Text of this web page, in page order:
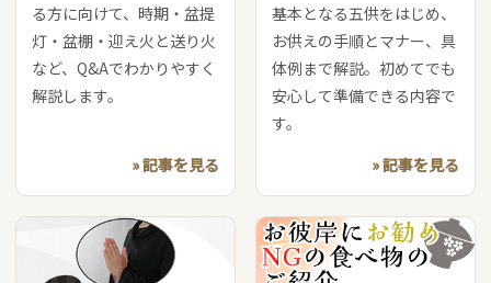
る方に向けて、時期・盆提
灯・盆棚・迎え火と送り火
など、Q&Aでわかりやすく
解説します。
» 記事を見る
基本となる五供をはじめ、
お供えの手順とマナー、具
体例まで解説。初めてでも
安心して準備できる内容で
す。
» 記事を見る